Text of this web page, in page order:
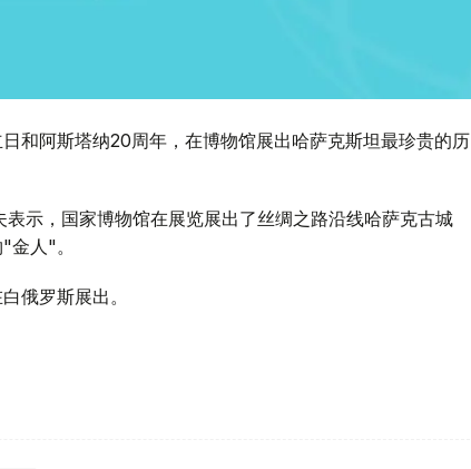
和阿斯塔纳20周年，在博物馆展出哈萨克斯坦最珍贵的历
示，国家博物馆在展览展出了丝绸之路沿线哈萨克古城
人"。
俄罗斯展出。